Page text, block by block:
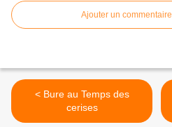
Ajouter un commentaire
< Bure au Temps des
cerises